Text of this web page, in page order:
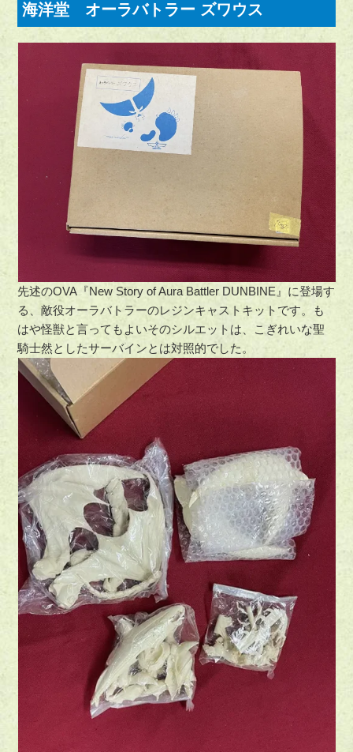
海洋堂 オーラバトラー ズワウス
先述のOVA『New Story of Aura Battler DUNBINE』に登場す
る、敵役オーラバトラーのレジンキャストキットです。も
はや怪獣と言ってもよいそのシルエットは、こぎれいな聖
騎士然としたサーバインとは対照的でした。